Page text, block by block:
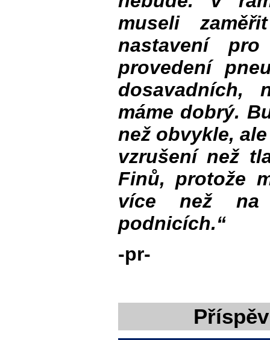
museli
nastavení
provedení
dosavadních,
máme dobrý.
než obvykle,
vzrušení než
Finů, protože
více než na
podnicích.“
-pr-